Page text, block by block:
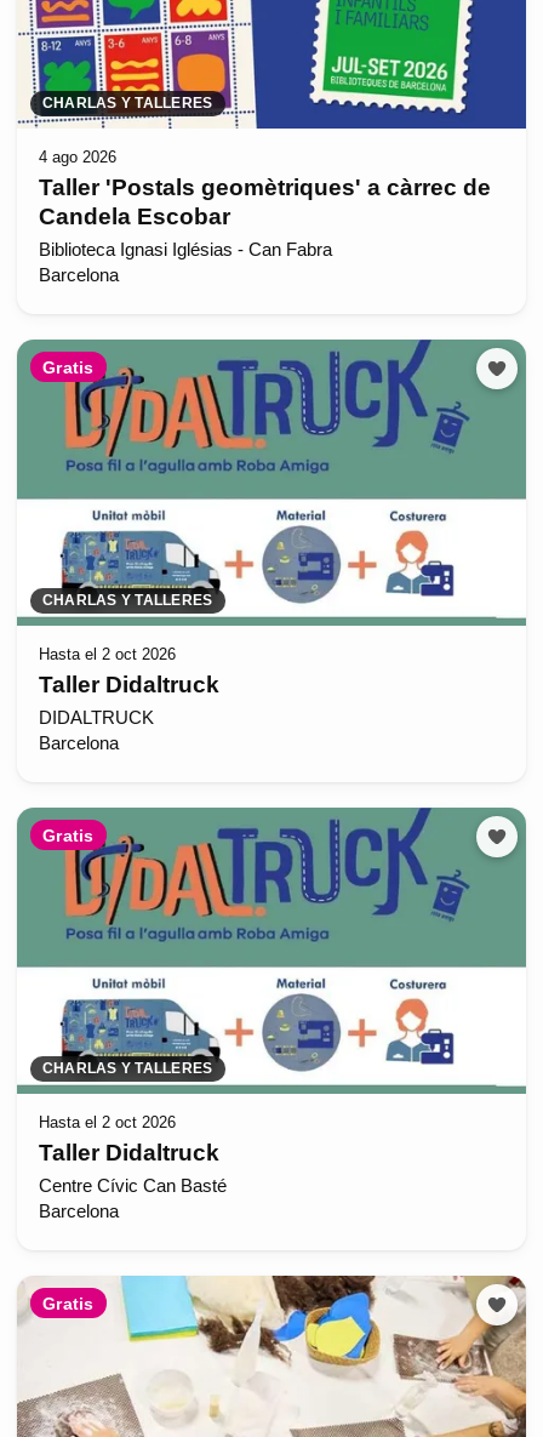
CHARLAS Y TALLERES
4 ago 2026
Taller 'Postals geomètriques' a càrrec de
Candela Escobar
Biblioteca Ignasi Iglésias - Can Fabra
Barcelona
Gratis
CHARLAS Y TALLERES
Hasta el 2 oct 2026
Taller Didaltruck
DIDALTRUCK
Barcelona
Gratis
CHARLAS Y TALLERES
Hasta el 2 oct 2026
Taller Didaltruck
Centre Cívic Can Basté
Barcelona
Gratis